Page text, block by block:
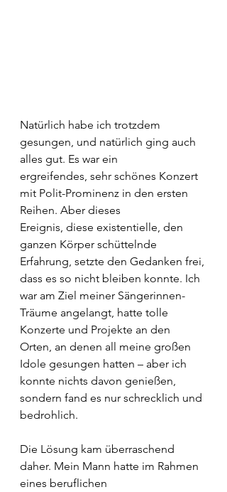
Natürlich habe ich trotzdem
gesungen, und natürlich ging auch
alles gut. Es war ein
ergreifendes, sehr schönes Konzert
mit Polit-Prominenz in den ersten
Reihen. Aber dieses
Ereignis, diese existentielle, den
ganzen Körper schüttelnde
Erfahrung, setzte den Gedanken frei,
dass es so nicht bleiben konnte. Ich
war am Ziel meiner Sängerinnen-
Träume angelangt, hatte tolle
Konzerte und Projekte an den
Orten, an denen all meine großen
Idole gesungen hatten – aber ich
konnte nichts davon genießen,
sondern fand es nur schrecklich und
bedrohlich.
Die Lösung kam überraschend
daher. Mein Mann hatte im Rahmen
eines beruflichen